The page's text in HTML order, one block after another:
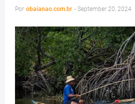
Por obaianao.com.br - September 20, 2024